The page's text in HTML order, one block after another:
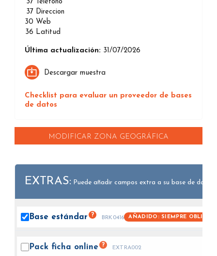
37 Teléfono
37 Direccion
30 Web
36 Latitud
Última actualización: 31/07/2026
Descargar muestra
Checklist para evaluar un proveedor de bases
de datos
MODIFICAR ZONA GEOGRÁFICA
EXTRAS: Puede añadir campos extra a su base de datos.
Base estándar ? BRK0416 AÑADIDO: SIEMPRE
Pack ficha online ? EXTRA002